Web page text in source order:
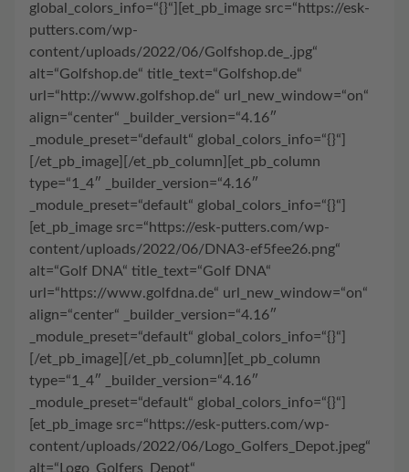
global_colors_info=“{}“][et_pb_image src=“https://esk-
putters.com/wp-
content/uploads/2022/06/Golfshop.de_.jpg“
alt=“Golfshop.de“ title_text=“Golfshop.de“
url=“http://www.golfshop.de“ url_new_window=“on“
align=“center“ _builder_version=“4.16″
_module_preset=“default“ global_colors_info=“{}“]
[/et_pb_image][/et_pb_column][et_pb_column
type=“1_4″ _builder_version=“4.16″
_module_preset=“default“ global_colors_info=“{}“]
[et_pb_image src=“https://esk-putters.com/wp-
content/uploads/2022/06/DNA3-ef5fee26.png“
alt=“Golf DNA“ title_text=“Golf DNA“
url=“https://www.golfdna.de“ url_new_window=“on“
align=“center“ _builder_version=“4.16″
_module_preset=“default“ global_colors_info=“{}“]
[/et_pb_image][/et_pb_column][et_pb_column
type=“1_4″ _builder_version=“4.16″
_module_preset=“default“ global_colors_info=“{}“]
[et_pb_image src=“https://esk-putters.com/wp-
content/uploads/2022/06/Logo_Golfers_Depot.jpeg“
alt=“Logo_Golfers_Depot“